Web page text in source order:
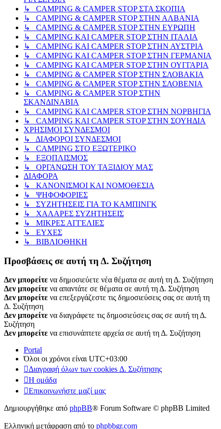
↳ CAMPING & CAMPER STOP ΣΤΑ ΣΚΟΠΙΑ
↳ CAMPING & CAMPER STOP ΣΤΗΝ ΑΛΒΑΝΙΑ
↳ CAMPING & CAMPER STOP ΣΤΗΝ ΕΥΡΩΠΗ
↳ CAMPING KAI CAMPER STOP ΣΤΗΝ ΙΤΑΛΙΑ
↳ CAMPING KAI CAMPER STOP ΣΤΗΝ ΑΥΣΤΡΙΑ
↳ CAMPING KAI CAMPER STOP ΣΤΗΝ ΓΕΡΜΑΝΙΑ
↳ CAMPING KAI CAMPER STOP ΣΤΗΝ ΟΥΓΓΑΡΙΑ
↳ CAMPING & CAMPER STOP ΣΤΗΝ ΣΛΟΒΑΚΙΑ
↳ CAMPING & CAMPER STOP ΣΤΗΝ ΣΛΟΒΕΝΙΑ
↳ CAMPING & CAMPER STOP ΣΤΗΝ
ΣΚΑΝΔΙΝΑΒΙΑ
↳ CAMPING KAI CAMPER STOP ΣΤΗΝ ΝΟΡΒΗΓΙΑ
↳ CAMPING KAI CAMPER STOP ΣΤΗΝ ΣΟΥΗΔΙΑ
ΧΡΗΣΙΜΟΙ ΣΥΝΔΕΣΜΟΙ
↳ ΔΙΑΦΟΡΟΙ ΣΥΝΔΕΣΜΟΙ
↳ CAMPING ΣΤΟ ΕΞΩΤΕΡΙΚΟ
↳ ΕΞΟΠΛΙΣΜΟΣ
↳ ΟΡΓΑΝΩΣΗ ΤΟΥ ΤΑΞΙΔΙΟΥ ΜΑΣ
ΔΙΑΦΟΡΑ
↳ ΚΑΝΟΝΙΣΜΟΙ ΚΑΙ ΝΟΜΟΘΕΣΙΑ
↳ ΨΗΦΟΦΟΡΙΕΣ
↳ ΣΥΖΗΤΗΣΕΙΣ ΓΙΑ ΤΟ ΚΑΜΠΙΝΓΚ
↳ ΧΑΛΑΡΕΣ ΣΥΖΗΤΗΣΕΙΣ
↳ ΜΙΚΡΕΣ ΑΓΓΕΛΙΕΣ
↳ ΕΥΧΕΣ
↳ ΒΙΒΛΙΟΘΗΚΗ
Προσβάσεις σε αυτή τη Δ. Συζήτηση
Δεν μπορείτε να δημοσιεύετε νέα θέματα σε αυτή τη Δ. Συζήτηση
Δεν μπορείτε να απαντάτε σε θέματα σε αυτή τη Δ. Συζήτηση
Δεν μπορείτε να επεξεργάζεστε τις δημοσιεύσεις σας σε αυτή τη
Δ. Συζήτηση
Δεν μπορείτε να διαγράφετε τις δημοσιεύσεις σας σε αυτή τη Δ.
Συζήτηση
Δεν μπορείτε να επισυνάπτετε αρχεία σε αυτή τη Δ. Συζήτηση
Portal
Όλοι οι χρόνοι είναι UTC+03:00
Διαγραφή όλων των cookies Δ. Συζήτησης
Η ομάδα
Επικοινωνήστε μαζί μας
Δημιουργήθηκε από phpBB® Forum Software © phpBB Limited
Ελληνική μετάφραση από το phpbbgr.com